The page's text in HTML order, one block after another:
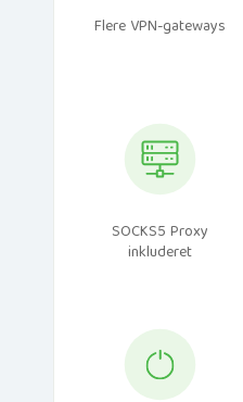
Flere VPN-gateways
SOCKS5 Proxy
inkluderet